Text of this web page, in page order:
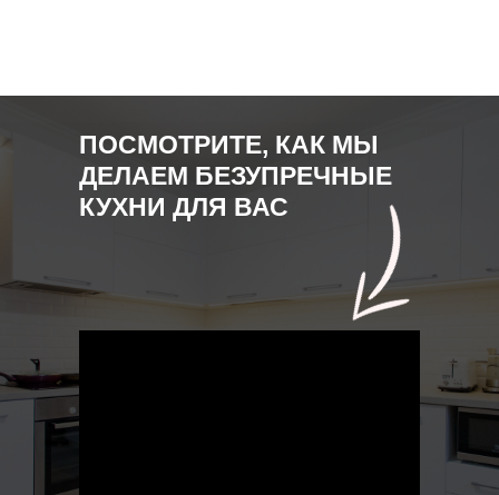
ПОСМОТРИТЕ, КАК МЫ
ДЕЛАЕМ БЕЗУПРЕЧНЫЕ
КУХНИ ДЛЯ ВАС